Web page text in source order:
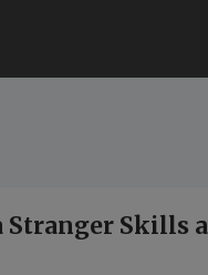
Stranger Skills